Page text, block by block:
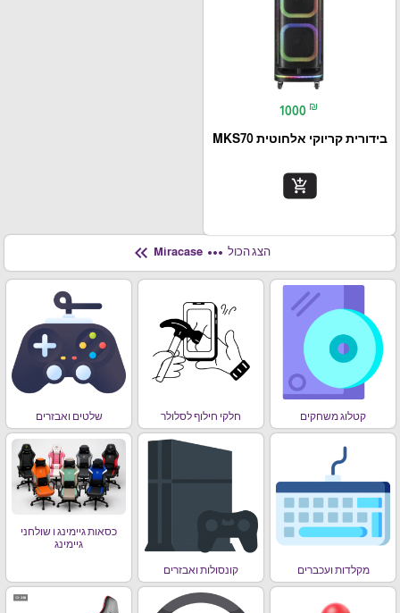
1000 ₪
בידורית קריוקי אלחוטית MKS70
add_shopping_cart
הצג הכול more_horiz
Miracase
keyboard_double_arrow_left
קטלוג משחקים חלקי חילוף לסלולר שלטים ואבזרים
מקלדות ועכברים קונסולות ואבזרים
כסאות גיימינג ו שולחני
גיימינג